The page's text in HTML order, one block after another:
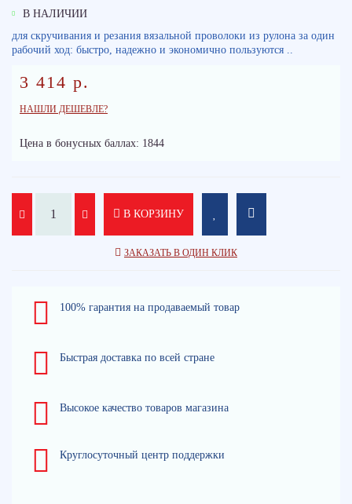
В НАЛИЧИИ
для скручивания и резания вязальной проволоки из рулона за один
рабочий ход: быстро, надежно и экономично пользуются ..
3 414 р.
НАШЛИ ДЕШЕВЛЕ?
Цена в бонусных баллах: 1844
В КОРЗИНУ
ЗАКАЗАТЬ В ОДИН КЛИК
100% гарантия на продаваемый товар
Быстрая доставка по всей стране
Высокое качество товаров магазина
Круглосуточный центр поддержки